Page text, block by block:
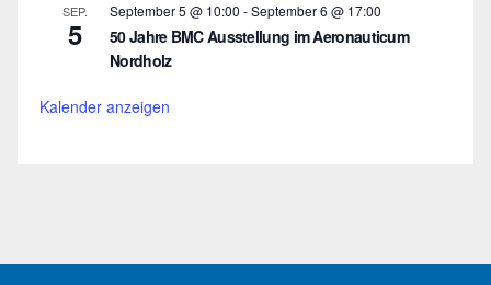
SEP.
5
September 5 @ 10:00 -September 6 @ 17:00
50 Jahre BMC Ausstellung im Aeronauticum
Nordholz
Kalender anzeigen